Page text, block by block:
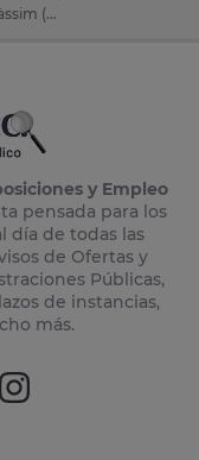
Oposiciones de Personal de Oficios en Benicàssim (Castellón)
y Empleo
pensada para los
día de todas las
de Ofertas y
Públicas,
de instancias,
más.